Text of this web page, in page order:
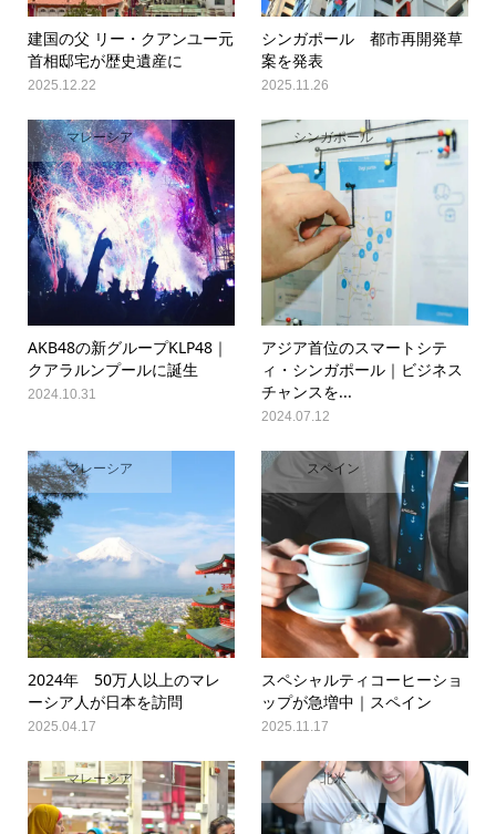
建国の父 リー・クアンユー元
首相邸宅が歴史遺産に
2025.12.22
シンガポール 都市再開発草
案を発表
2025.11.26
マレーシア
AKB48の新グループKLP48｜
クアラルンプールに誕生
2024.10.31
シンガポール
アジア首位のスマートシテ
ィ・シンガポール｜ビジネス
チャンスを...
2024.07.12
マレーシア
2024年 50万人以上のマレ
ーシア人が日本を訪問
2025.04.17
スペイン
スペシャルティコーヒーショ
ップが急増中｜スペイン
2025.11.17
マレーシア 北米